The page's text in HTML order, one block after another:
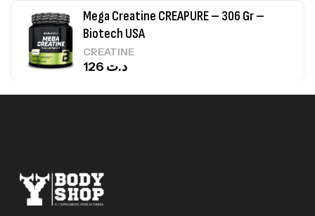
Mega Creatine CREAPURE – 306 Gr –
Biotech USA
CREATINE
د.ت
Omega 3 – 100 Gélules – Scitec Nutrition